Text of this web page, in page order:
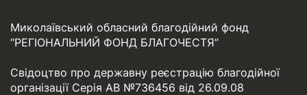
Миколаївський обласний благодійний фонд
“РЕГІОНАЛЬНИЙ ФОНД БЛАГОЧЕСТЯ”
Свідоцтво про державну реєстрацію благодійної
організації Серія АВ №736456 від 26.09.08